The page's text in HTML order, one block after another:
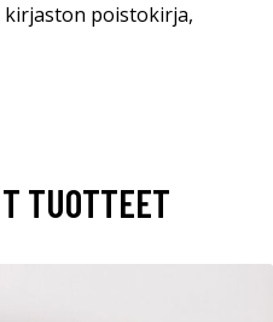
poistokirja,
TUOTTEET